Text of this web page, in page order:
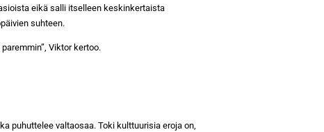
eikä salli itselleen keskinkertaista
suhteen.
Viktor kertoo.
puhuttelee valtaosaa. Toki kulttuurisia eroja on,